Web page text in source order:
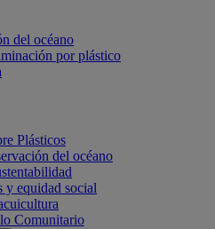
del océano
por plástico
Plásticos
del océano
y equidad social
Comunitario